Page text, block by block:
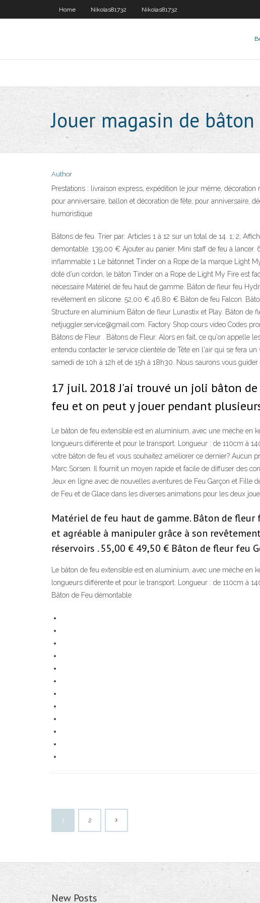
Home Nikolas81732 Nikolas81732
Jouer magasin de
Author
Prestations : livraison express, expédition le jour même,
pour anniversaire, ballon et décoration de fête, pour anniversaire,
humoristique
Bâtons de feu. Trier par: Articles 1 à 12 sur un total de 14. 1; 2;
demontable. 139,00 € Ajouter au panier. Mini staff de feu à
inflammable 1 Le bâtonnet Tinder on a Rope de la marque Light
doté d’un cordon, le bâton Tinder on a Rope de Light My Fire est
nécessaire Matériel de feu haut de gamme. Bâton de fleur feu
revêtement en silicone. 52,00 € 46,80 € Bâton de feu Falcon.
Structure en aluminium Bâton de fleur Lunastix et Play. Bâton de
netjuggler.service@gmail.com. Factory Shop cours video Codes
Bâtons de Fleur . Bâtons de Fleur. Alors en fait, ce qu'on appelle
entendu contacter le service clientèle de Tête en l'air qui se fera
samedi de 10h à 12h et de 15h à 18h30. Nous saurons vous
17 juil. 2018 J'ai trouvé un joli bâton
feu et on peut y jouer pendant
Le bâton de feu extensible est en aluminium, avec une mèche
longueurs différente et pour le transport. Longueur : de 110cm à
votre bâton de feu et vous souhaitez améliorer ce dernier? Aucun
Marc Sorsen. Il fournit un moyen rapide et facile de diffuser des
Jeux en ligne avec de nouvelles aventures de Feu Garçon et Fille
de Feu et de Glace dans les diverses animations pour les deux
Matériel de feu haut de gamme. Bâton de
et agréable à manipuler grâce à son
réservoirs . 55,00 € 49,50 € Bâton de fleur feu
Le bâton de feu extensible est en aluminium, avec une mèche
longueurs différente et pour le transport. Longueur : de 110cm à
Bâton de Feu démontable
1 2
New Posts